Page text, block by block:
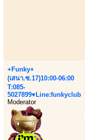
+Funky+
(เสนา.ซ.17)10:00-06:00
T:085-
5027899♥Line:funkyclub
Moderator